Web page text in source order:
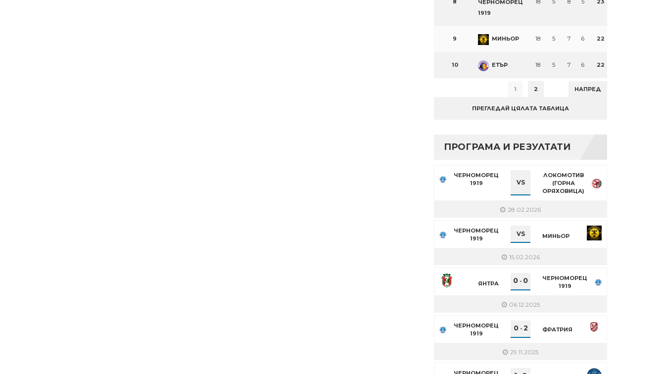
8
ЧЕРНОМОРЕЦ
1919
18 5 8 5 23
9 МИНЬОР 18 5 7 6 22
10 ЕТЪР 18 5 7 6 22
1 2 НАПРЕД
ПРЕГЛЕДАЙ ЦЯЛАТА ТАБЛИЦА
ПРОГРАМА И РЕЗУЛТАТИ
ЧЕРНОМОРЕЦ
1919
VS
ЛОКОМОТИВ
(ГОРНА
ОРЯХОВИЦА)
28.02.2026
ЧЕРНОМОРЕЦ
1919
VS МИНЬОР
15.02.2026
ЯНТРА 0 - 0
ЧЕРНОМОРЕЦ
1919
06.12.2025
ЧЕРНОМОРЕЦ
1919
0- 2 ФРАТРИЯ
29.11.2025